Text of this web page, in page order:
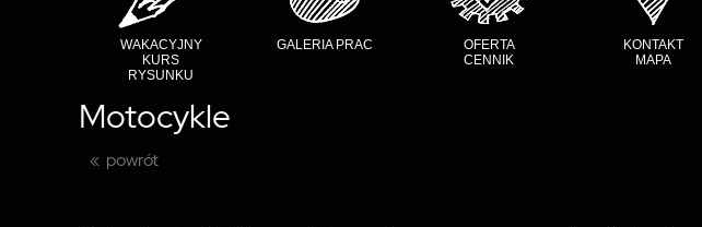
WAKACYJNY
KURS
RYSUNKU
GALERIA PRAC
OFERTA
CENNIK
KONTAKT
MAPA
Motocykle
powrót